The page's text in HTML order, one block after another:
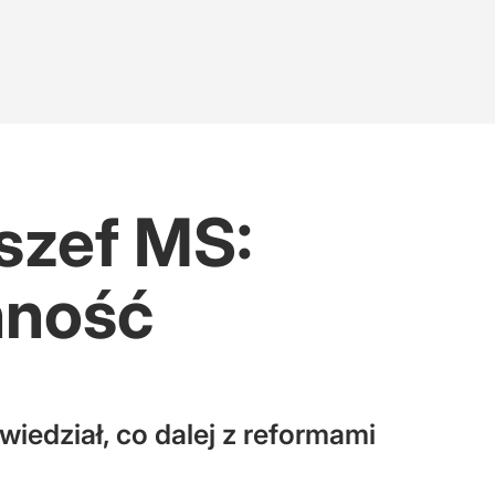
MS:
co dalej z reformami